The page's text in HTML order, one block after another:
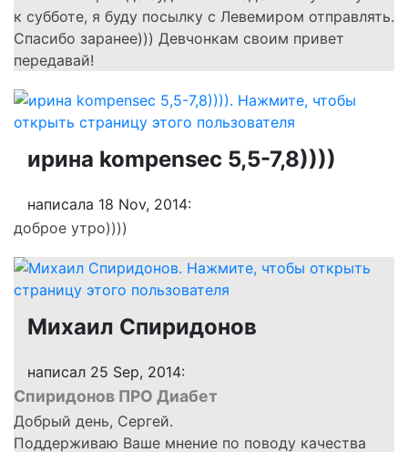
к субботе, я буду посылку с Левемиром отправлять.
Спасибо заранее))) Девчонкам своим привет
передавай!
ирина kompensec 5,5-7,8))))
написала 18 Nov, 2014:
доброе утро))))
Михаил Спиридонов
написал 25 Sep, 2014:
Спиридонов ПРО Диабет
Добрый день, Сергей.
Поддерживаю Ваше мнение по поводу качества